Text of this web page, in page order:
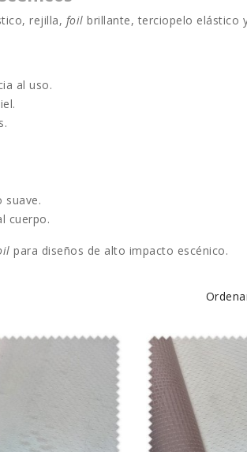
, rejilla, foil brillante, terciopelo elástico
al uso.
suave.
cuerpo.
para diseños de alto impacto escénico.